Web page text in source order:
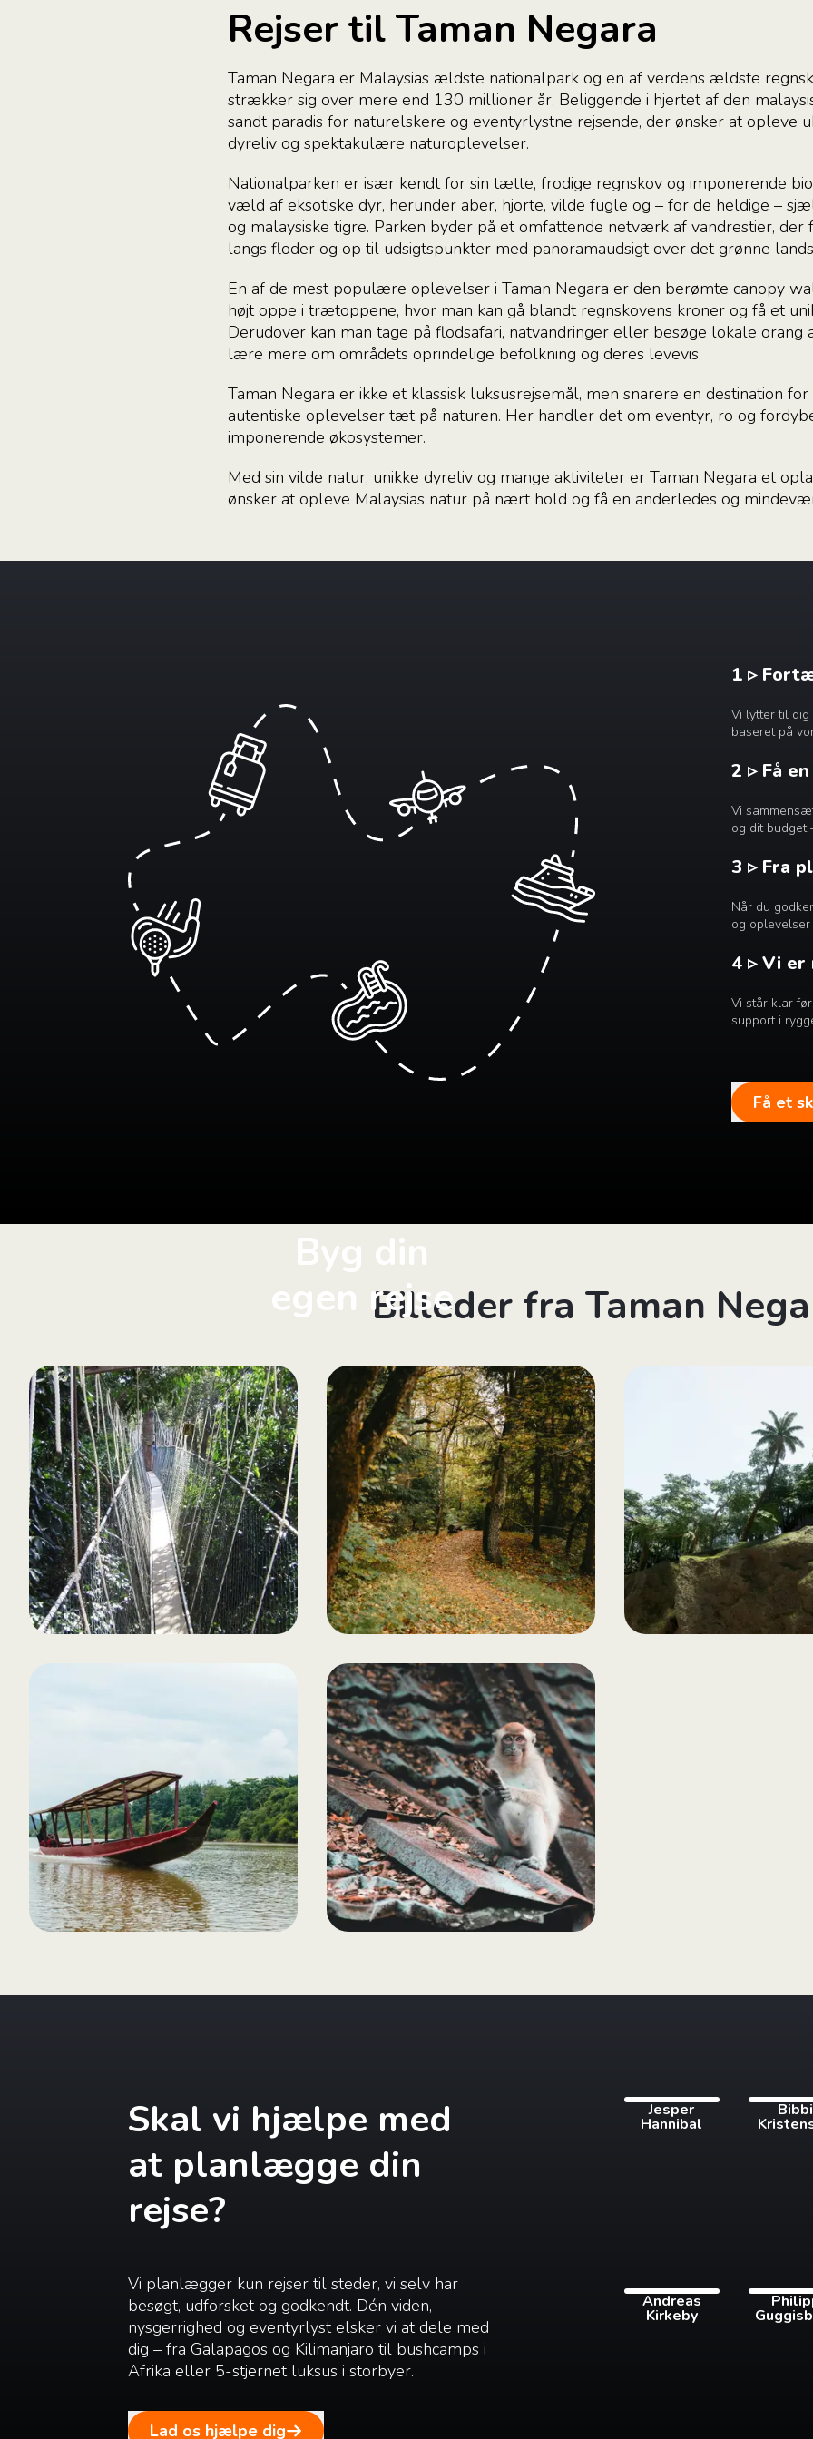
Rejser til Taman Negara
Taman Negara er Malaysias ældste nationalpark og en af verdens ældste
strækker sig over mere end 130 millioner år. Beliggende i hjertet af den
sandt paradis for naturelskere og eventyrlystne rejsende, der ønsker at opleve
dyreliv og spektakulære naturoplevelser.
Nationalparken er især kendt for sin tætte, frodige regnskov og imponerende
væld af eksotiske dyr, herunder aber, hjorte, vilde fugle og – for de heldige –
og malaysiske tigre. Parken byder på et omfattende netværk af vandrestier, der
langs floder og op til udsigtspunkter med panoramaudsigt over det grønne
En af de mest populære oplevelser i Taman Negara er den berømte canopy
højt oppe i trætoppene, hvor man kan gå blandt regnskovens kroner og få et
Derudover kan man tage på flodsafari, natvandringer eller besøge lokale orang
lære mere om områdets oprindelige befolkning og deres levevis.
Taman Negara er ikke et klassisk luksusrejsemål, men snarere en destination
autentiske oplevelser tæt på naturen. Her handler det om eventyr, ro og
imponerende økosystemer.
Med sin vilde natur, unikke dyreliv og mange aktiviteter er Taman Negara et
ønsker at opleve Malaysias natur på nært hold og få en anderledes og
Byg din
egen rejse
1 ▹
Vi lytter til
baseret på
2 ▹ Få
Vi
og dit
3 ▹ Fra
Når du
og
4 ▹ Vi er
Vi står klar
support i
Få et
Billeder fra Taman
Skal vi hjælpe med
at planlægge din
rejse?
Vi planlægger kun rejser til steder, vi selv har
besøgt, udforsket og godkendt. Dén viden,
nysgerrighed og eventyrlyst elsker vi at dele med
dig – fra Galapagos og Kilimanjaro til bushcamps i
Afrika eller 5-stjernet luksus i storbyer.
Lad os hjælpe dig
Jesper
Hannibal
Bibbi
Andreas
Kirkeby